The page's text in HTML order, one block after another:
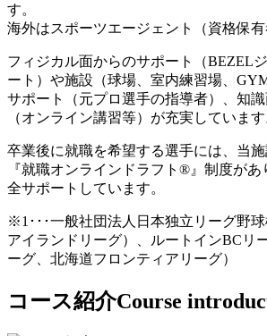
す。
海外はスポーツエージェント（資格保有
フィジカル面からのサポート（BEZEL
ート）や施設（球場、室内練習場、
サポート（元プロ選手の指導者）、知
（オンライン講習等）が充実しています
卒業後に就職を希望する選手には、当
『就職オンラインドラフト®』制度が
全サポートしています。
※1･･･一般社団法人日本独立リーグ野
アイランドリーグ）、ルートインBCリ
ーグ、北海道フロンティアリーグ）
コース紹介Course